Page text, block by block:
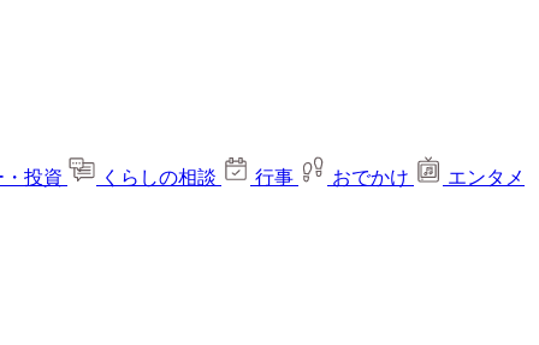
投資 くらしの相談 行事 おでかけ エンタメ